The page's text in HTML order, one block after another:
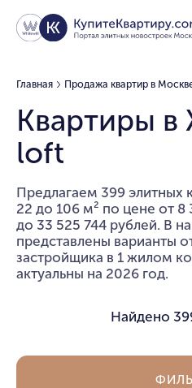
Главная Продажа квартир в
Квартиры в
loft
Предлагаем 399 элитных
22 до 106 м² по цене от 8
до 33 525 744 рублей. В
представлены варианты
застройщика в 1 жилом
актуальны на 2026 год.
Найдено